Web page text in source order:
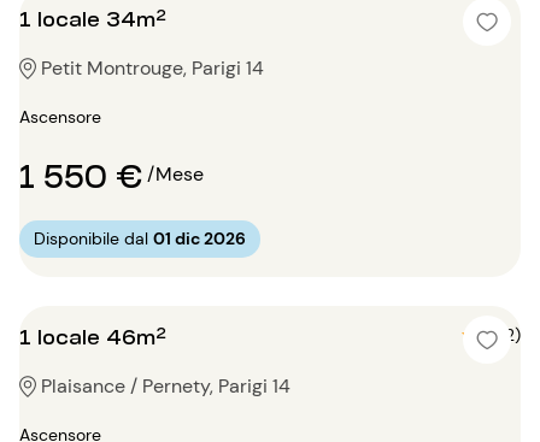
1 locale 34m²
Petit Montrouge, Parigi 14
Ascensore
1 550 €/Mese
Disponibile dal 01 dic 2026
1 locale 46m² 5 (2)
Plaisance / Pernety, Parigi 14
Ascensore